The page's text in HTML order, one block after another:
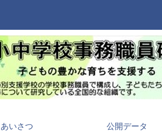
あいさつ 公開データ